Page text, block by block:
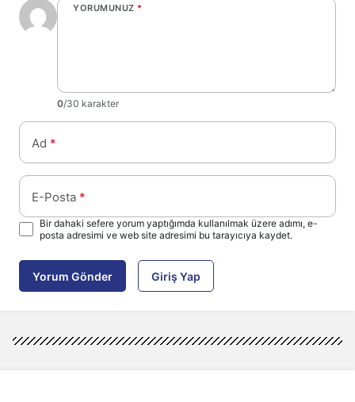
YORUMUNUZ *
0/30 karakter
Ad *
E-Posta *
Bir dahaki sefere yorum yaptığımda kullanılmak üzere adımı, e-
posta adresimi ve web site adresimi bu tarayıcıya kaydet.
Yorum Gönder Giriş Yap